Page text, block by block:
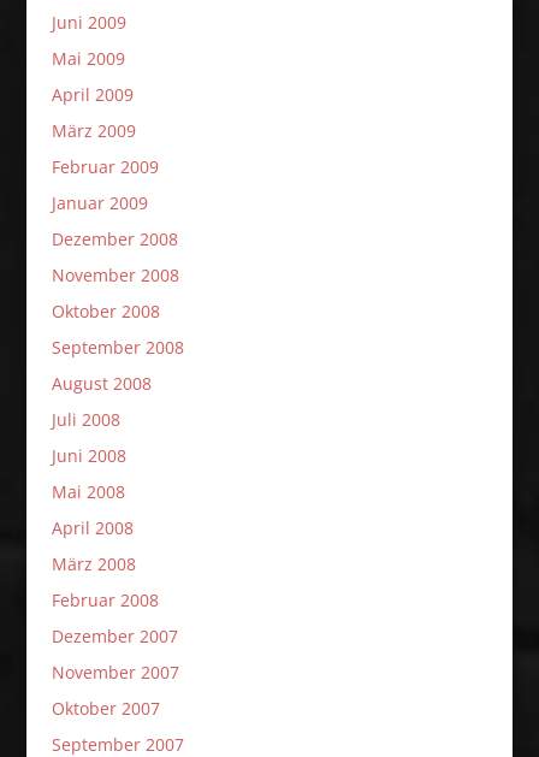
Juni 2009
Mai 2009
April 2009
März 2009
Februar 2009
Januar 2009
Dezember 2008
November 2008
Oktober 2008
September 2008
August 2008
Juli 2008
Juni 2008
Mai 2008
April 2008
März 2008
Februar 2008
Dezember 2007
November 2007
Oktober 2007
September 2007